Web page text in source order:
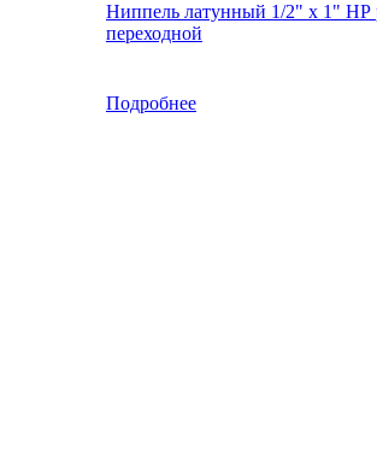
Ниппель латунный 1/2" x 1" НР
переходной
Подробнее